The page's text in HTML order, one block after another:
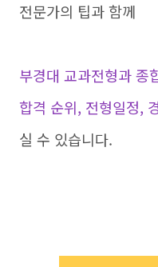
전문가의 팁과 함께
부경대 교과전형과 종
합격 순위, 전형일정,
실 수 있습니다.